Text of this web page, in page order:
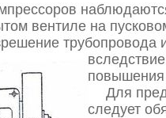
вентиле на
трубопровода
повышения
Для
следует